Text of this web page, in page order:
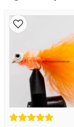
Ja, du kan